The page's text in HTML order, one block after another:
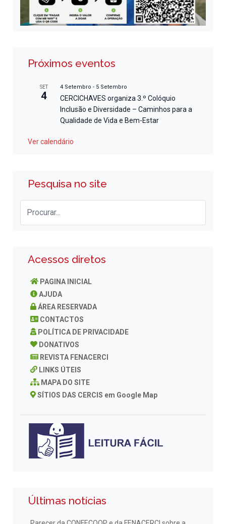
Próximos eventos
SET
4
4 Setembro - 5 Setembro
CERCICHAVES organiza 3.º Colóquio
Inclusão e Diversidade – Caminhos para a
Qualidade de Vida e Bem-Estar
Ver calendário
Pesquisa no site
Acessos diretos
PAGINA INICIAL
AJUDA
ÁREA RESERVADA
CONTACTOS
POLÍTICA DE PRIVACIDADE
DONATIVOS
REVISTA FENACERCI
LINKS ÚTEIS
MAPA DO SITE
SÍTIOS DAS CERCIS em Google Map
Últimas notícias